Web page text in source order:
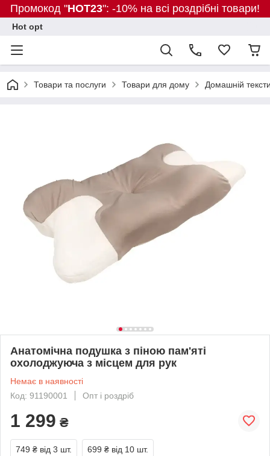
Промокод "HOT23": -10% на всі роздрібні товари!
Hot opt
Товари та послуги Товари для дому Домашній
Анатомічна подушка з піною пам'яті
охолоджуюча з місцем для рук
Немає в наявності
Код: 91190001
Опт і роздріб
1 299 ₴
749 ₴ від 3 шт. 699 ₴ від 10 шт.